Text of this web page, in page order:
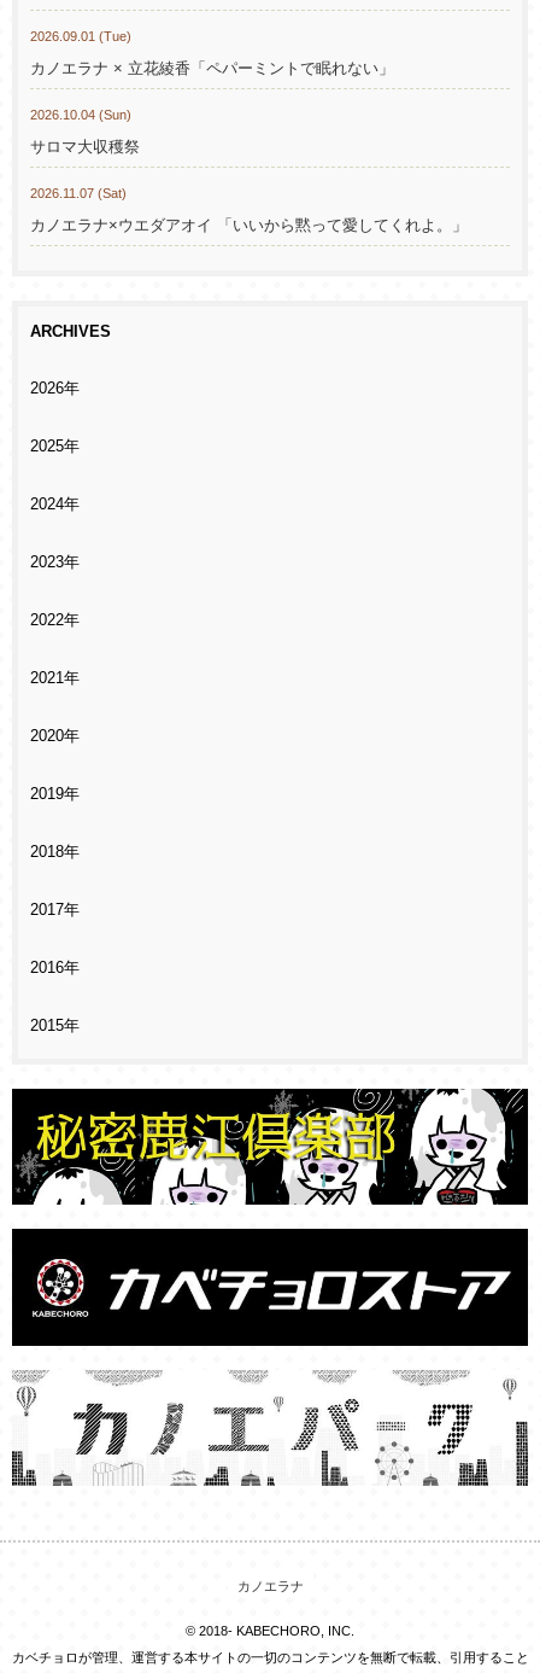
2026.09.01 (Tue)
カノエラナ × 立花綾香「ペパーミントで眠れない」
2026.10.04 (Sun)
サロマ大収穫祭
2026.11.07 (Sat)
カノエラナ×ウエダアオイ 「いいから黙って愛してくれよ。」
ARCHIVES
2026年
2025年
2024年
2023年
2022年
2021年
2020年
2019年
2018年
2017年
2016年
2015年
カノエラナ
© 2018- KABECHORO, INC.
カベチョロが管理、運営する本サイトの一切のコンテンツを無断で転載、引用すること